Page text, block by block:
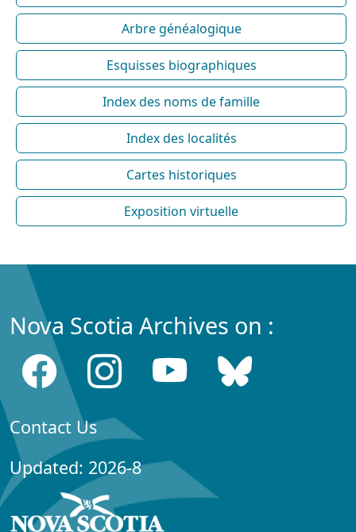
Arbre généalogique
Esquisses biographiques
Index des noms de famille
Index des localités
Cartes historiques
Exposition virtuelle
Nova Scotia Archives on :
Contact Us
Updated: 2026-8